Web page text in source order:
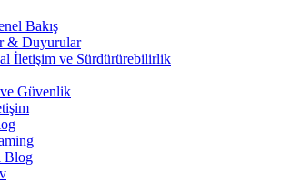
Bakış
& Duyurular
İletişim ve Sürdürürebilirlik
Güvenlik
Blog